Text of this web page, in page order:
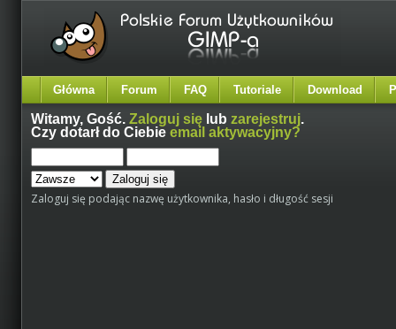
Główna Forum FAQ Tutoriale Download
Witamy, Gość. Zaloguj się lub zarejestruj.
Czy dotarł do Ciebie email aktywacyjny?
Zaloguj się podając nazwę użytkownika, hasło i długość sesji